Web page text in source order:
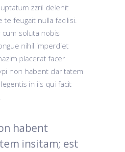
zzril delenit
te feugait nulla facilisi.
soluta nobis
nihil imperdiet
placerat facer
non habent claritatem
in iis qui facit
habent
insitam; est